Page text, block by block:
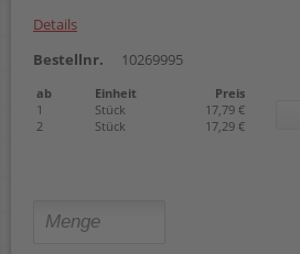
Details
Bestellnr.
10269995
ab Einheit
Preis
1
Stück
17,79 €
2
Stück 17,29 €